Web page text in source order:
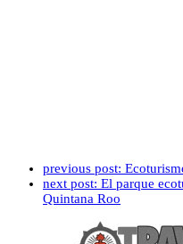
previous post:
next post: El parque
Quintana Roo